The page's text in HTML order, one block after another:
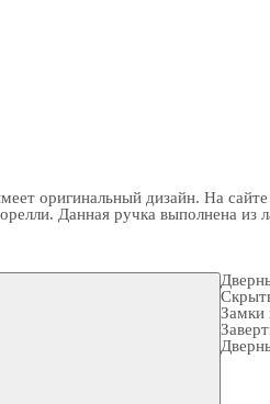
оригинальный дизайн. На
Данная ручка выполнена
Замки